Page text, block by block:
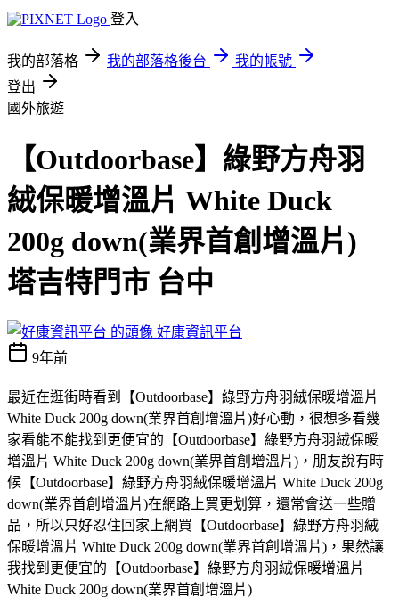
登入
我的部落格 我的部落格後台
我的帳號
登出
國外旅遊
【Outdoorbase】綠野方舟羽
絨保暖增溫片 White Duck
200g down(業界首創增溫片)
塔吉特門市 台中
好康資訊平台
9年前
最近在逛街時看到【Outdoorbase】綠野方舟羽絨保暖增溫片
White Duck 200g down(業界首創增溫片)好心動，很想多看幾
家看能不能找到更便宜的【Outdoorbase】綠野方舟羽絨保暖
增溫片 White Duck 200g down(業界首創增溫片)，朋友說有時
候【Outdoorbase】綠野方舟羽絨保暖增溫片 White Duck 200g
down(業界首創增溫片)在網路上買更划算，還常會送一些贈
品，所以只好忍住回家上網買【Outdoorbase】綠野方舟羽絨
保暖增溫片 White Duck 200g down(業界首創增溫片)，果然讓
我找到更便宜的【Outdoorbase】綠野方舟羽絨保暖增溫片
White Duck 200g down(業界首創增溫片)